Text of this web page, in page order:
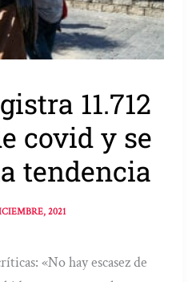
11.712
covid y se
tendencia
2021
«No hay escasez de